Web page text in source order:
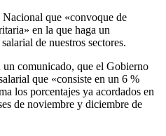
que «convoque de
en la que haga un
de nuestros sectores.
comunicado, que el Gobierno
que «consiste en un 6 %
los porcentajes ya acordados en
de noviembre y diciembre de